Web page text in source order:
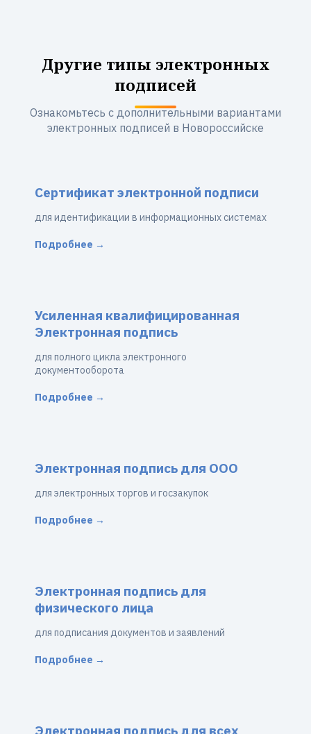
Другие типы электронных
подписей
Ознакомьтесь с дополнительными вариантами
электронных подписей в Новороссийске
Сертификат электронной подписи
для идентификации в информационных системах
Подробнее →
Усиленная квалифицированная
Электронная подпись
для полного цикла электронного
документооборота
Подробнее →
Электронная подпись для ООО
для электронных торгов и госзакупок
Подробнее →
Электронная подпись для
физического лица
для подписания документов и заявлений
Подробнее →
Электронная подпись для всех